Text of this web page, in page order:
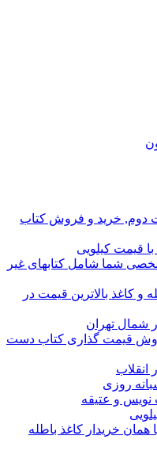
دوم, خرید و فروش کتاب
قیمت کیلویی
شما شامل کتابهای غیر
و کاغذ بالاترین قیمت در
شمال تهران
قیمت گذاری کتاب دست
روزی
و عتیقه
خریدار کاغذ باطله